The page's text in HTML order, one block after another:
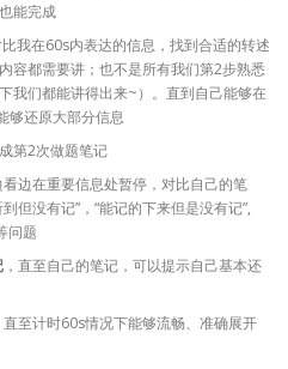
能完成
比我在60s内表达的信息，找到合适的转述
容都需要讲；也不是所有我们第2步熟悉
我们都能讲得出来~）。直到自己能够在
够还原大部分信息
第2次做题笔记
边在重要信息处暂停，对比自己的笔
但没有记”，“能记的下来但是没有记”,
问题
，直至自己的笔记，可以提示自己基本还
直至计时60s情况下能够流畅、准确展开